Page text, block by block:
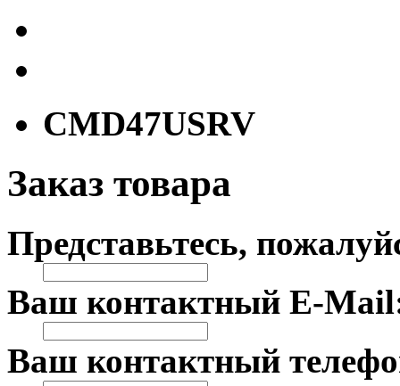
CMD47USRV
Заказ товара
Представьтесь,
Ваш контактный E-
Ваш контактный